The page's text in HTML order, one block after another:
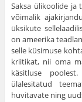
Saksa ülikoolide ja
võima­lik
üksikute
on ameerika
selle küsimuse
kriitikat, nii oma
käsitluse
ülalesitatud
huvitavate ning